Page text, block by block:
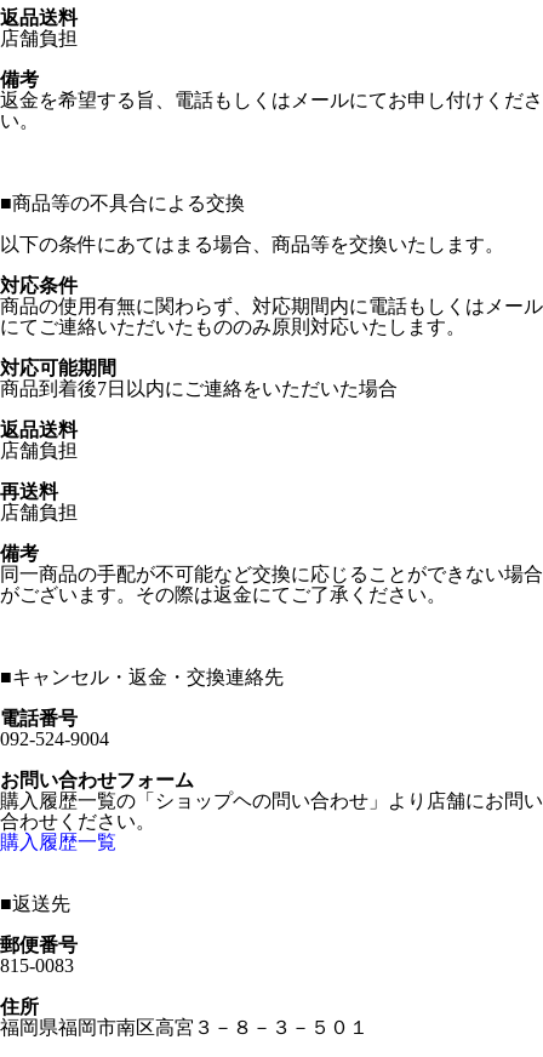
返品送料
店舗負担
備考
返金を希望する旨、電話もしくはメールにてお申し付けくださ
い。
■商品等の不具合による交換
以下の条件にあてはまる場合、商品等を交換いたします。
対応条件
商品の使用有無に関わらず、対応期間内に電話もしくはメール
にてご連絡いただいたもののみ原則対応いたします。
対応可能期間
商品到着後7日以内にご連絡をいただいた場合
返品送料
店舗負担
再送料
店舗負担
備考
同一商品の手配が不可能など交換に応じることができない場合
がございます。その際は返金にてご了承ください。
■キャンセル・返金・交換連絡先
電話番号
092-524-9004
お問い合わせフォーム
購入履歴一覧の「ショップヘの問い合わせ」より店舗にお問い
合わせください。
購入履歴一覧
■返送先
郵便番号
815-0083
住所
福岡県福岡市南区高宮３－８－３－５０１